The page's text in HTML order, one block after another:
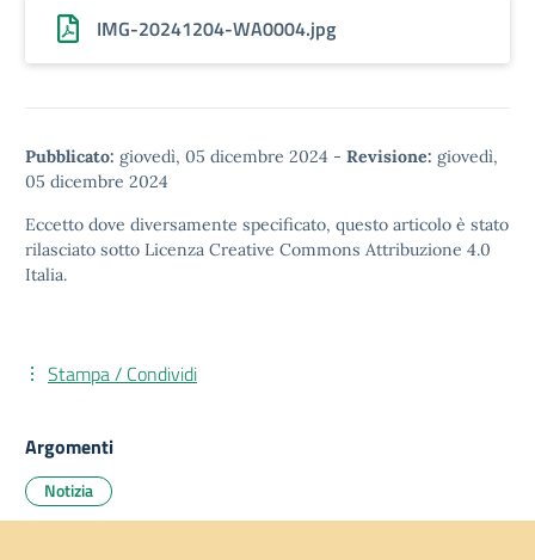
IMG-20241204-WA0004.jpg
Pubblicato: giovedì, 05 dicembre 2024 - Revisione: giovedì,
05 dicembre 2024
Eccetto dove diversamente specificato, questo articolo è stato
rilasciato sotto Licenza Creative Commons Attribuzione 4.0
Italia.
Stampa / Condividi
Argomenti
Notizia